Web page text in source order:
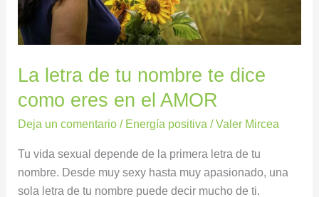
La letra de tu nombre te dice
como eres en el AMOR
Deja un comentario / Energía positiva /Valer Mircea
Tu vida sexual depende de la primera letra de tu
nombre. Desde muy sexy hasta muy apasionado, una
sola letra de tu nombre puede decir mucho de ti.
eres
en
AMOR